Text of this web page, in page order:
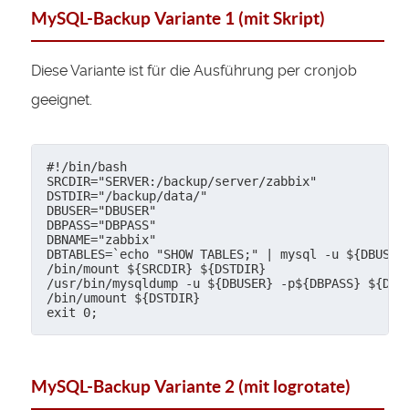
MySQL-Backup Variante 1 (mit Skript)
Diese Variante ist für die Ausführung per cronjob
geeignet.
#!/bin/bash
SRCDIR="SERVER:/backup/server/zabbix"
DSTDIR="/backup/data/"
DBUSER="DBUSER"
DBPASS="DBPASS"
DBNAME="zabbix"
DBTABLES=`echo "SHOW TABLES;" | mysql -u
/bin/mount ${SRCDIR} ${DSTDIR}
/usr/bin/mysqldump -u ${DBUSER} -p${DBPASS}
/bin/umount ${DSTDIR}
MySQL-Backup Variante 2 (mit logrotate)